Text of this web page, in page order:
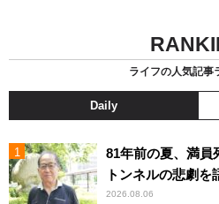
ライフの人気記事
Daily
81年前の夏、満
トンネルの悲劇を
2026.08.06